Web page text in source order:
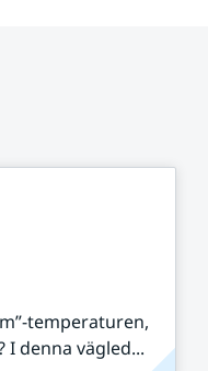
temperaturen,
denna vägled...